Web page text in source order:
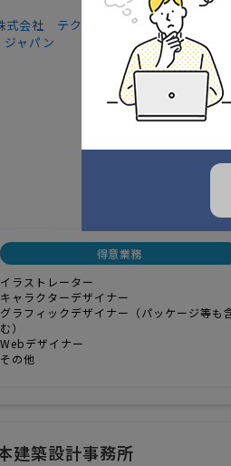
ホームペー
請負、カタ
人気 1 実績
ホームページ
テムを使っての
群馬県邑楽
得意業務
イラストレーター
キャラクターデザイナー
グラフィックデザイナー（パッケージ等も
む）
Webデザイナー
その他
建築設計事務所